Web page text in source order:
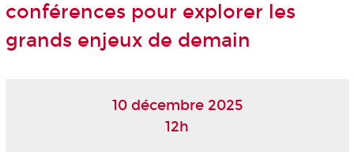
conférences pour explorer les
grands enjeux de demain
10 décembre 2025
12h